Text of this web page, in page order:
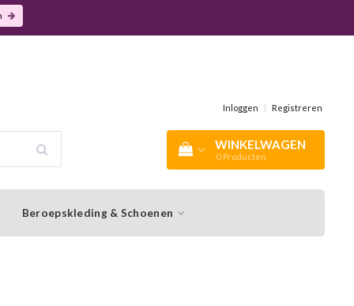
Inloggen | Registreren
WINKELWAGEN
0 Producten
Beroepskleding & Schoenen